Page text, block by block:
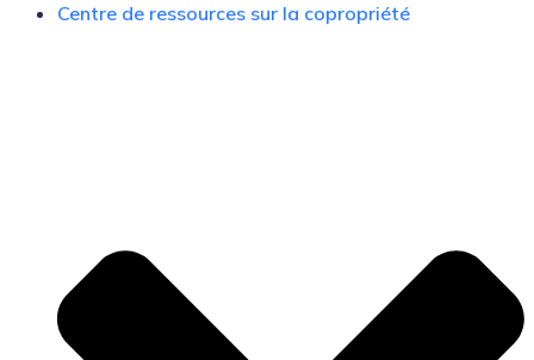
Centre de ressources sur la copropriété